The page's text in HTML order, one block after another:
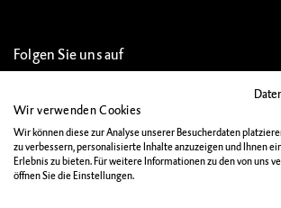
Folgen Sie uns auf
IMPRESSUM
Wir verwenden Cookies
Wir können diese zur Analyse unserer Besucherdaten
zu verbessern, personalisierte Inhalte anzuzeigen und Ihnen
Erlebnis zu bieten. Für weitere Informationen zu den von uns
öffnen Sie die Einstellungen.